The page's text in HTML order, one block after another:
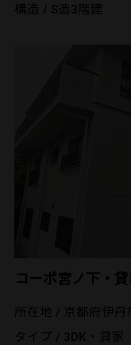
構造 / S造3階建
コーポ宮ノ下・
所在地 / 京都府伊丹
タイプ / 3DK・貸家